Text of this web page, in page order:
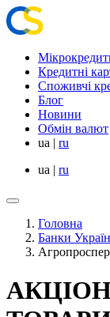
Кредитні
Споживчі
Блог
Новини
Обмін валют
ua | ru
ua | ru
Головна
Банки